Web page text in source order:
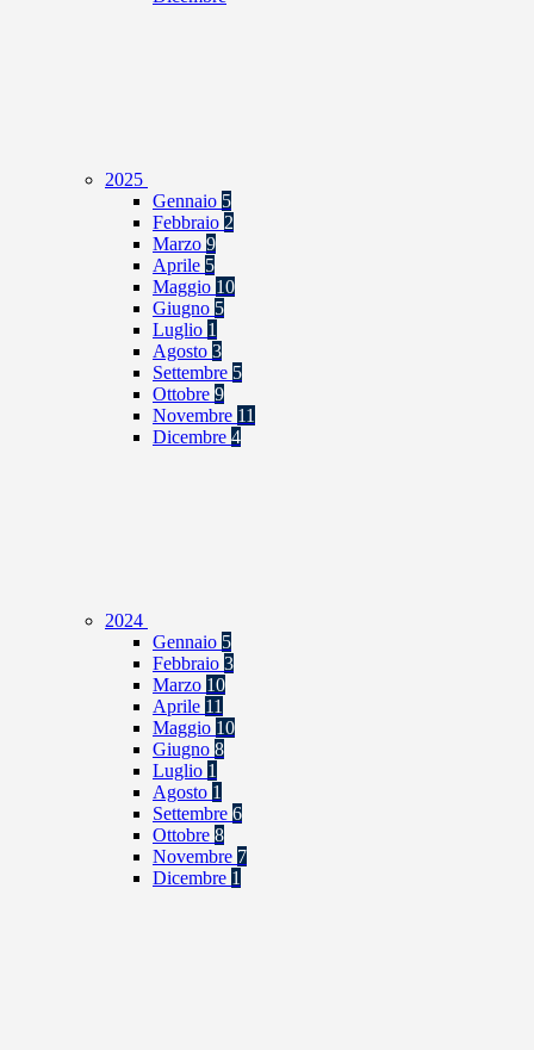
2025
Gennaio 5
Febbraio 2
Marzo 9
Aprile 5
Maggio 10
Giugno 5
Luglio 1
Agosto 3
Settembre 5
Ottobre 9
Novembre 11
Dicembre 4
2024
Gennaio 5
Febbraio 3
Marzo 10
Aprile 11
Maggio 10
Giugno 8
Luglio 1
Agosto 1
Settembre 6
Ottobre 8
Novembre 7
Dicembre 1